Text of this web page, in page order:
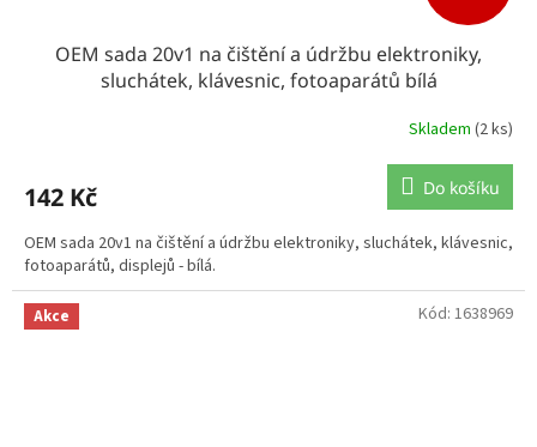
OEM sada 20v1 na čištění a údržbu elektroniky,
sluchátek, klávesnic, fotoaparátů bílá
Skladem (2 ks)
142 Kč Do košíku
OEM sada 20v1 na čištění a údržbu elektroniky, sluchátek, klávesnic,
fotoaparátů, displejů - bílá.
Akce Kód: 1638969